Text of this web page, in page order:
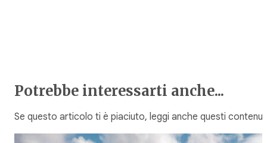
Potrebbe interessarti anche...
Se questo articolo ti è piaciuto, leggi anche questi